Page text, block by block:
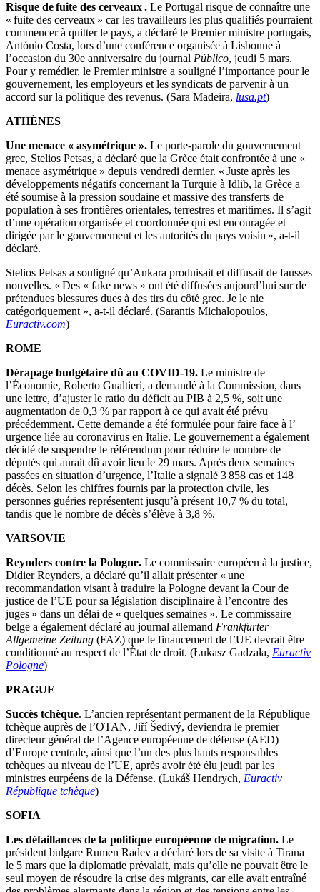
Risque de fuite des cerveaux . Le Portugal risque de connaître une
« fuite des cerveaux » car les travailleurs les plus qualifiés pourraient
commencer à quitter le pays, a déclaré le Premier ministre portugais,
António Costa, lors d’une conférence organisée à Lisbonne à
l’occasion du 30e anniversaire du journal Público, jeudi 5 mars.
Pour y remédier, le Premier ministre a souligné l’importance pour le
gouvernement, les employeurs et les syndicats de parvenir à un
accord sur la politique des revenus. (Sara Madeira, lusa.pt)
ATHÈNES
Une menace « asymétrique ». Le porte-parole du gouvernement
grec, Stelios Petsas, a déclaré que la Grèce était confrontée à une «
menace asymétrique » depuis vendredi dernier. « Juste après les
développements négatifs concernant la Turquie à Idlib, la Grèce a
été soumise à la pression soudaine et massive des transferts de
population à ses frontières orientales, terrestres et maritimes. Il s’agit
d’une opération organisée et coordonnée qui est encouragée et
dirigée par le gouvernement et les autorités du pays voisin », a-t-il
déclaré.
Stelios Petsas a souligné qu’Ankara produisait et diffusait de fausses
nouvelles. « Des « fake news » ont été diffusées aujourd’hui sur de
prétendues blessures dues à des tirs du côté grec. Je le nie
catégoriquement », a-t-il déclaré. (Sarantis Michalopoulos,
Euractiv.com)
ROME
Dérapage budgétaire dû au COVID-19. Le ministre de
l’Économie, Roberto Gualtieri, a demandé à la Commission, dans
une lettre, d’ajuster le ratio du déficit au PIB à 2,5 %, soit une
augmentation de 0,3 % par rapport à ce qui avait été prévu
précédemment. Cette demande a été formulée pour faire face à l’
urgence liée au coronavirus en Italie. Le gouvernement a également
décidé de suspendre le référendum pour réduire le nombre de
députés qui aurait dû avoir lieu le 29 mars. Après deux semaines
passées en situation d’urgence, l’Italie a signalé 3 858 cas et 148
décès. Selon les chiffres fournis par la protection civile, les
personnes guéries représentent jusqu’à présent 10,7 % du total,
tandis que le nombre de décès s’élève à 3,8 %.
VARSOVIE
Reynders contre la Pologne. Le commissaire européen à la justice,
Didier Reynders, a déclaré qu’il allait présenter « une
recommandation visant à traduire la Pologne devant la Cour de
justice de l’UE pour sa législation disciplinaire à l’encontre des
juges » dans un délai de « quelques semaines ». Le commissaire
belge a également déclaré au journal allemand Frankfurter
Allgemeine Zeitung (FAZ) que le financement de l’UE devrait être
conditionné au respect de l’État de droit. (Łukasz Gadzała, Euractiv
Pologne)
PRAGUE
Succès tchèque. L’ancien représentant permanent de la République
tchèque auprès de l’OTAN, Jiří Šedivý, deviendra le premier
directeur général de l’Agence européenne de défense (AED)
d’Europe centrale, ainsi que l’un des plus hauts responsables
tchèques au niveau de l’UE, après avoir été élu jeudi par les
ministres eurpéens de la Défense. (Lukáš Hendrych, Euractiv
République tchèque)
SOFIA
Les défaillances de la politique européenne de migration. Le
président bulgare Rumen Radev a déclaré lors de sa visite à Tirana
le 5 mars que la diplomatie prévalait, mais qu’elle ne pouvait être le
seul moyen de résoudre la crise des migrants, car elle avait entraîné